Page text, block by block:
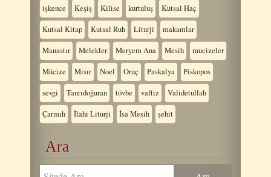
işkence Keşiş Kilise kurtuluş Kutsal Haç
Kutsal Kitap Kutsal Ruh Liturji makamlar
Manastır Melekler Meryem Ana Mesih mucizeler
Mücize Mısır Noel Oruç Paskalya Piskopos
sevgi Tanrıdoğuran tövbe vaftiz Validetullah
Çarmıh İlahi Liturji İsa Mesih şehit
Ara